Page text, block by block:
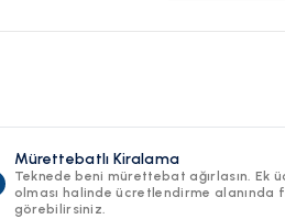
Mürettebatlı Kiralama
Teknede beni mürettebat ağırlasın. Ek
olması halinde ücretlendirme alanında
görebilirsiniz.